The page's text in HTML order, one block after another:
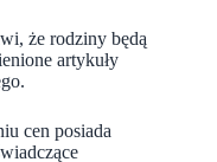
że rodziny będą
artykuły
cen posiada